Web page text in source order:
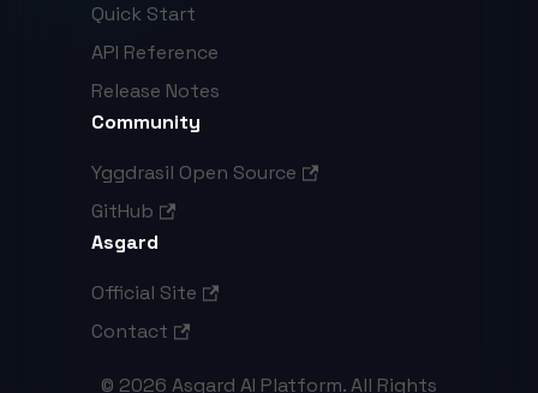
Quick Start
API Reference
Release Notes
Community
Yggdrasil Open Source
GitHub
Asgard
Official Site
Contact
© 2026 Asgard AI Platform. All Rights